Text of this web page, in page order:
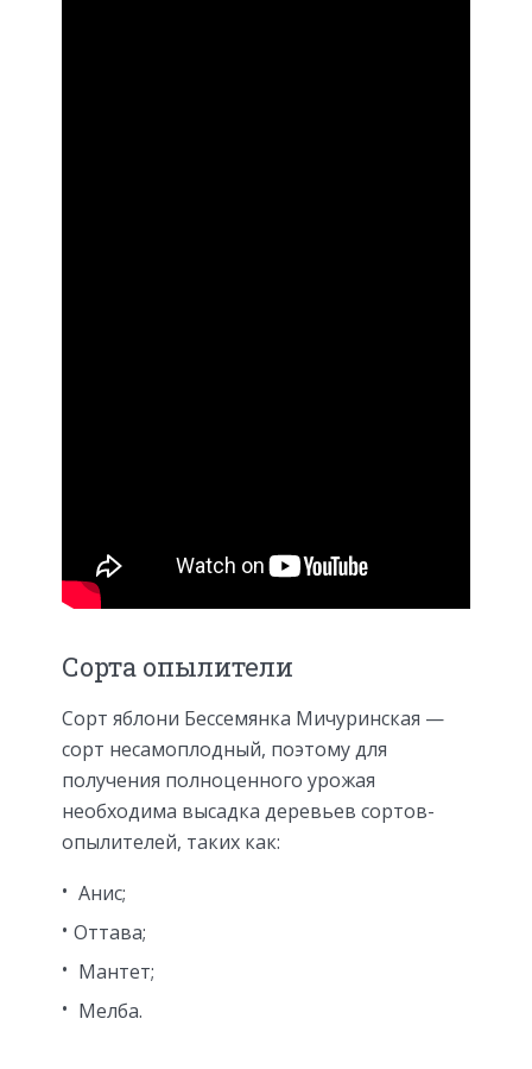
Сорта опылители
Сорт яблони Бессемянка Мичуринская —
сорт несамоплодный, поэтому для
получения полноценного урожая
необходима высадка деревьев сортов-
опылителей, таких как:
Анис;
Оттава;
Мантет;
Мелба.